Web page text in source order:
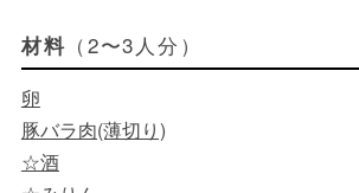
材料 （2〜3人分）
卵
豚バラ肉(薄切り)
☆酒